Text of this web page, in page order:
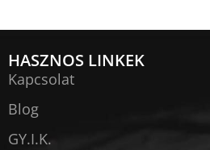
HASZNOS LINKEK
Kapcsolat
Blog
GY.I.K.